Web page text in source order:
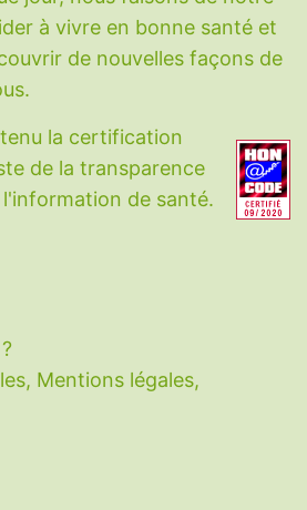
à vivre en bonne santé et
de nouvelles façons de
la certification
de la transparence
de santé.
Mentions légales,